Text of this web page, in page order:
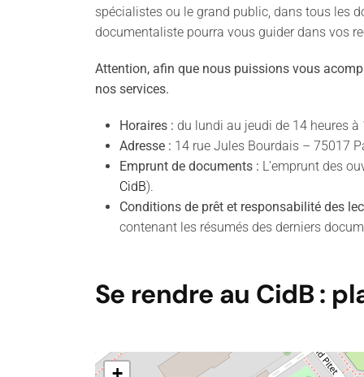
spécialistes ou le grand public, dans tous les
documentaliste pourra vous guider dans vos
Attention, afin que nous puissions vous
nos services.
Horaires : du lundi au jeudi de 14 heures à
Adresse : 14 rue Jules Bourdais – 75017
Emprunt de documents : L’emprunt des
CidB).
Conditions de prêt et responsabilité des
contenant les résumés des derniers
Se rendre au CidB :